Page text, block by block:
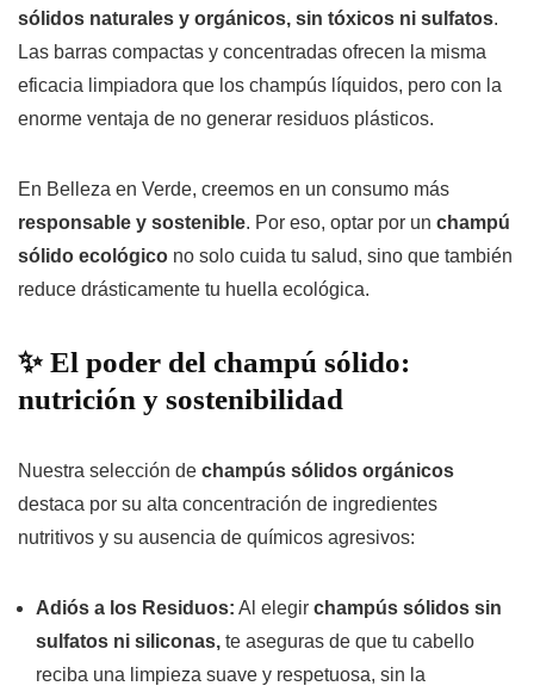
sólidos naturales y orgánicos, sin tóxicos ni sulfatos.
Las barras compactas y concentradas ofrecen la misma
eficacia limpiadora que los champús líquidos, pero con la
enorme ventaja de no generar residuos plásticos.
En Belleza en Verde, creemos en un consumo más
responsable y sostenible. Por eso, optar por un champú
sólido ecológico no solo cuida tu salud, sino que también
reduce drásticamente tu huella ecológica.
✨ El poder del champú sólido:
nutrición y sostenibilidad
Nuestra selección de champús sólidos orgánicos
destaca por su alta concentración de ingredientes
nutritivos y su ausencia de químicos agresivos:
Adiós a los Residuos: Al elegir champús sólidos sin
sulfatos ni siliconas, te aseguras de que tu cabello
reciba una limpieza suave y respetuosa, sin la